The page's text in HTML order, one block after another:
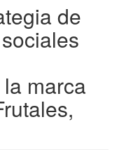
de
marca